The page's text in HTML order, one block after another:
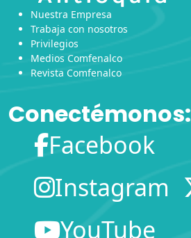
Nuestra Empresa
Trabaja con nosotros
Privilegios
Medios Comfenalco
Revista Comfenalco
Conectémonos:
Facebook
Instagram
YouTube